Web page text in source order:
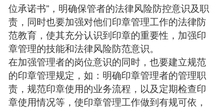
位承诺书”，明确保管者的法律风险防控意识及职
责，同时也要加强对他们印章管理工作的法律防
范教育，使其充分认识到印章的重要性，加强印
章管理的技能和法律风险防范意识。
在加强管理者的岗位意识的同时，也要建立规范
的印章管理规定，如：明确印章管理者的管理职
责，规范印章使用的业务流程，以及定期检查印
章使用情况等，使印章管理工作做到有规可依，